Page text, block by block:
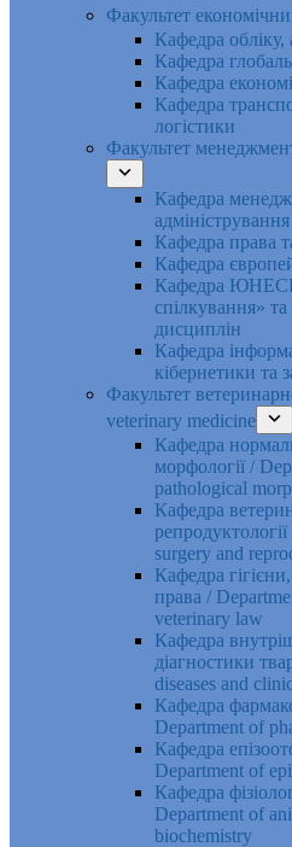
Факультет
Кафедра обліку,
Кафедра
Кафедра
Кафедра
логістики
Факультет
Кафедра
адміністрування
Кафедра права
Кафедра
Кафедра
спілкування»
дисциплін
Кафедра
кібернетики та
Факультет
veterinary medicine
Кафедра
морфології /
pathological
Кафедра
surgery and
Кафедра
права /
veterinary law
Кафедра
діагностики
diseases and
Кафедра
Department of
Кафедра
Department of
Кафедра
Department of
biochemistry